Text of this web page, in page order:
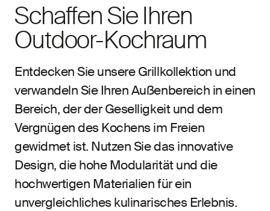
Schaffen Sie Ihren
Outdoor-Kochraum
Entdecken Sie unsere Grillkollektion und
verwandeln Sie Ihren Außenbereich in einen
Bereich, der der Geselligkeit und dem
Vergnügen des Kochens im Freien
gewidmet ist. Nutzen Sie das innovative
Design, die hohe Modularität und die
hochwertigen Materialien für ein
unvergleichliches kulinarisches Erlebnis.